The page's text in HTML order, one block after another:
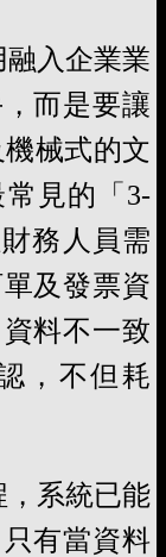
入企業業
而是要讓
械式的文
見的「3-
務人員需
及發票資
料不一致
，不但耗
系統已能
有當資料